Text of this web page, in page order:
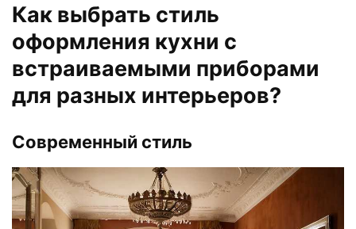
Как выбрать стиль
оформления кухни с
встраиваемыми приборами
для разных интерьеров?
Современный стиль